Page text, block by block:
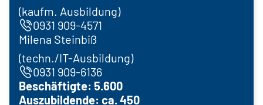
(kaufm. Ausbildung)
0931 909-4571
Milena Steinbiß
(techn./IT-Ausbildung)
0931 909-6136
Beschäftigte: 5.600
Auszubildende: ca. 450